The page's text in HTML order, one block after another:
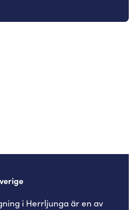
i Herrljunga är en av